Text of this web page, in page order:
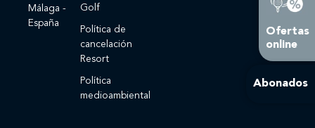
Málaga -
España
Golf
Política de
cancelación
Resort
Política
medioambiental
Ofertas
online
Abonados